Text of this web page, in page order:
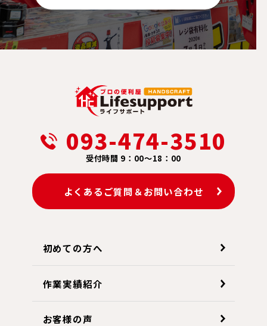
093-474-3510
受付時間 9：00～18：00
よくあるご質問＆お問い合わせ
初めての方へ
作業実績紹介
お客様の声